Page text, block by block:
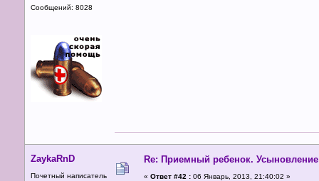
Сообщений: 8028
ZaykaRnD
Почетный написатель
Re: Приемный ребенок. Усыновление
« Ответ #42 : 06 Январь, 2013, 21:40:02 »